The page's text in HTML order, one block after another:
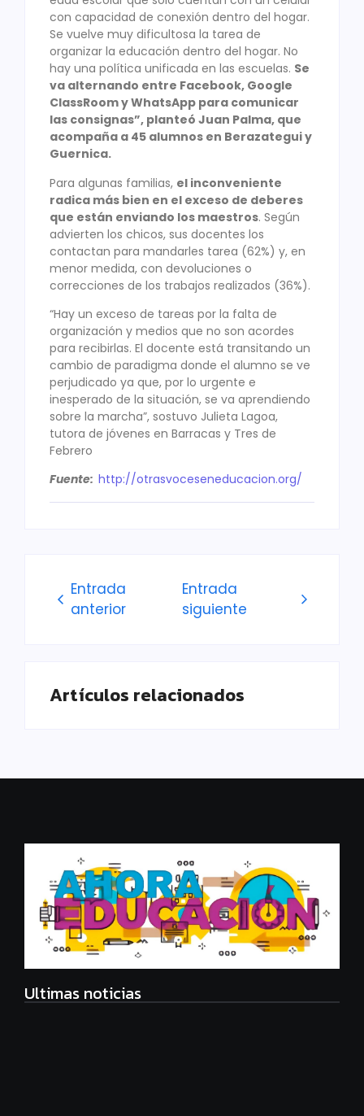
con capacidad de conexión dentro del hogar.
Se vuelve muy dificultosa la tarea de
organizar la educación dentro del hogar. No
hay una política unificada en las escuelas. Se
va alternando entre Facebook, Google
ClassRoom y WhatsApp para comunicar
las consignas”, planteó Juan Palma, que
acompaña a 45 alumnos en Berazategui y
Guernica.
Para algunas familias, el inconveniente
radica más bien en el exceso de deberes
que están enviando los maestros. Según
advierten los chicos, sus docentes los
contactan para mandarles tarea (62%) y, en
menor medida, con devoluciones o
correcciones de los trabajos realizados (36%).
“Hay un exceso de tareas por la falta de
organización y medios que no son acordes
para recibirlas. El docente está transitando un
cambio de paradigma donde el alumno se ve
perjudicado ya que, por lo urgente e
inesperado de la situación, se va aprendiendo
sobre la marcha”, sostuvo Julieta Lagoa,
tutora de jóvenes en Barracas y Tres de
Febrero
Fuente: http://otrasvoceseneducacion.org/
Entrada
anterior
Entrada
siguiente
Artículos relacionados
Ultimas noticias